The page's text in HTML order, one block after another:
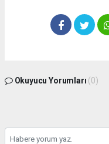
Okuyucu Yorumları (0)